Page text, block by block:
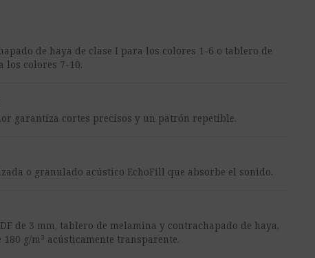
de haya de clase I para los colores 1-6 o tablero de
los colores 7-10.
garantiza cortes precisos y un patrón repetible.
o granulado acústico EchoFill que absorbe el sonido.
de 3 mm, tablero de melamina y contrachapado de haya,
g/m² acústicamente transparente.